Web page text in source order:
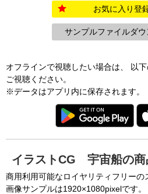
お気に入り登
サンプルファイルダウ
オフラインで視聴したい場合は、 以
ご視聴ください。
※データはアプリ内に保存されます。
イラストCG 宇宙船の商
商用利用可能なロイヤリティフリーの
画像サンプルは1920×1080pixelです。